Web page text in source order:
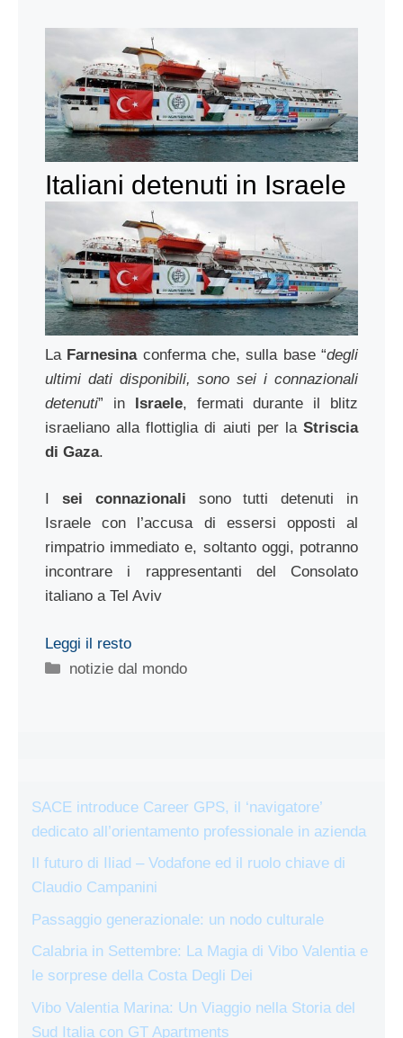
Italiani detenuti in Israele
La Farnesinaconferma che, sulla base “degli
ultimi dati disponibili, sono sei i connazionali
detenuti” in Israele, fermati durante il blitz
israeliano alla flottiglia di aiuti per la Striscia
di Gaza.
sei connazionali sono tutti detenuti in
Israele con l’accusa di essersi opposti al
rimpatrio immediato e, soltanto oggi, potranno
incontrare i rappresentanti del Consolato
italiano a Tel Aviv
Leggi il resto
Categorie
notizie dal mondo
SACE introduce Career GPS, il ‘navigatore’
dedicato all’orientamento professionale in azienda
Il futuro di Iliad – Vodafone ed il ruolo chiave di
Claudio Campanini
Passaggio generazionale: un nodo culturale
Calabria in Settembre: La Magia di Vibo Valentia e
le sorprese della Costa Degli Dei
Vibo Valentia Marina: Un Viaggio nella Storia del
Sud Italia con GT Apartments